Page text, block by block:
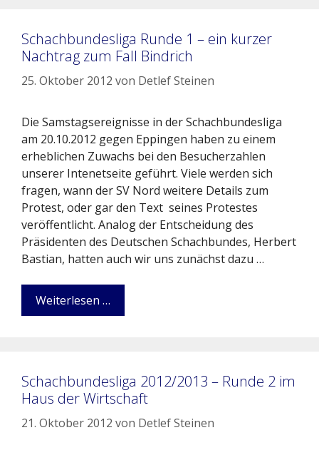
Schachbundesliga Runde 1 – ein kurzer
Nachtrag zum Fall Bindrich
25. Oktober 2012 von Detlef Steinen
Die Samstagsereignisse in der Schachbundesliga
am 20.10.2012 gegen Eppingen haben zu einem
erheblichen Zuwachs bei den Besucherzahlen
unserer Intenetseite geführt. Viele werden sich
fragen, wann der SV Nord weitere Details zum
Protest, oder gar den Text seines Protestes
veröffentlicht. Analog der Entscheidung des
Präsidenten des Deutschen Schachbundes, Herbert
Bastian, hatten auch wir uns zunächst dazu …
Weiterlesen …
Schachbundesliga 2012/2013 – Runde 2 im
Haus der Wirtschaft
21. Oktober 2012 von Detlef Steinen